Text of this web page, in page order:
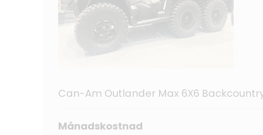
Can-Am Outlander Max 6X6 Backcountry
Månadskostnad